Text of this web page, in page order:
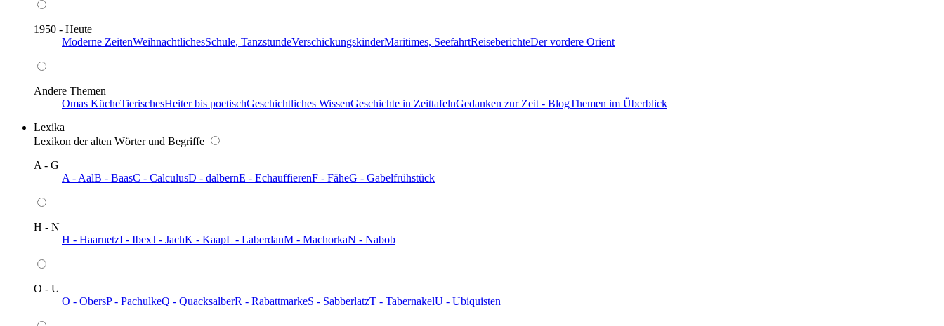
1950 - Heute
Moderne ZeitenWeihnachtlichesSchule, TanzstundeVerschickungskinderMaritimes, SeefahrtReiseberichteDer vordere Orient
Andere Themen
Omas KücheTierischesHeiter bis poetischGeschichtliches WissenGeschichte in ZeittafelnGedanken zur Zeit - BlogThemen im Überblick
Lexika
Lexikon der alten Wörter und Begriffe
A - G
A - AalB - BaasC - CalculusD - dalbernE - EchauffierenF - FäheG - Gabelfrühstück
H - N
H - HaarnetzI - IbexJ - JachK - KaapL - LaberdanM - MachorkaN - Nabob
O - U
O - ObersP - PachulkeQ - QuacksalberR - RabattmarkeS - SabberlatzT - TabernakelU - Ubiquisten